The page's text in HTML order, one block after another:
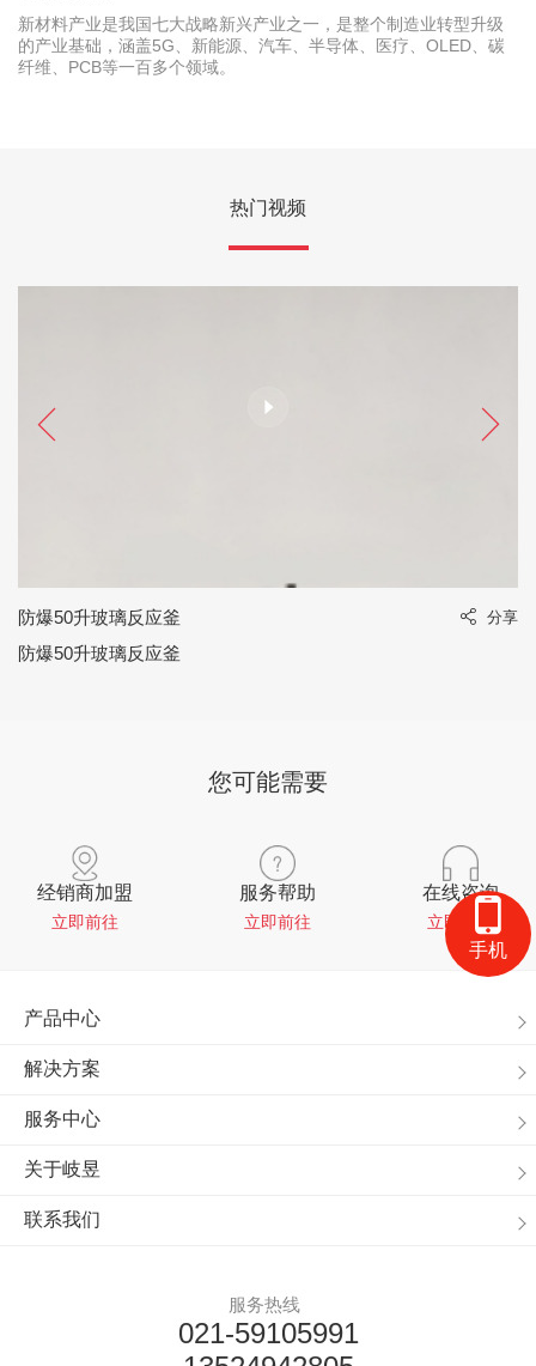
新材料产业是我国七大战略新兴产业之一，是整个制造业转型升级
的产业基础，涵盖5G、新能源、汽车、半导体、医疗、OLED、碳
纤维、PCB等一百多个领域。
热门视频
防爆50升玻璃反应釜
防爆50升玻璃反应釜
分享
您可能需要
经销商加盟
立即前往
服务帮助
立即前往
在线咨询
立即前往
产品中心
解决方案
服务中心
关于岐昱
联系我们
服务热线
021-59105991
手机